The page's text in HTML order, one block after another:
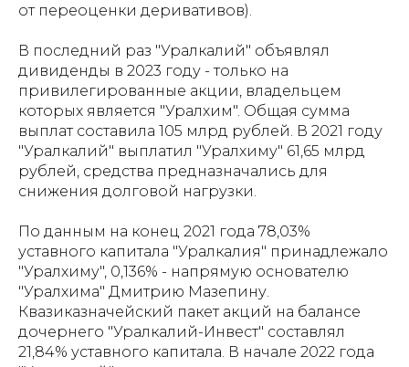
от переоценки деривативов).
В последний раз "Уралкалий" объявлял
дивиденды в 2023 году - только на
привилегированные акции, владельцем
которых является "Уралхим". Общая сумма
выплат составила 105 млрд рублей. В 2021 году
"Уралкалий" выплатил "Уралхиму" 61,65 млрд
рублей, средства предназначались для
снижения долговой нагрузки.
По данным на конец 2021 года 78,03%
уставного капитала "Уралкалия" принадлежало
"Уралхиму", 0,136% - напрямую основателю
"Уралхима" Дмитрию Мазепину.
Квазиказначейский пакет акций на балансе
дочернего "Уралкалий-Инвест" составлял
21,84% уставного капитала. В начале 2022 года